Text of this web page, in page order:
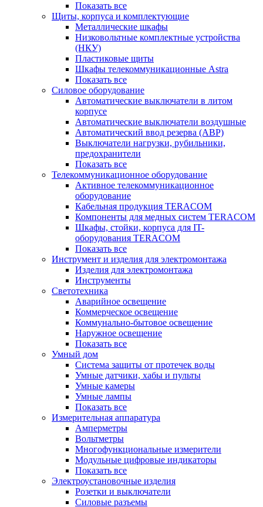
Показать все
Щиты, корпуса и комплектующие
Металлические шкафы
Низковольтные комплектные устройства
(НКУ)
Пластиковые щиты
Шкафы телекоммуникационные Astra
Показать все
Силовое оборудование
Автоматические выключатели в литом
корпусе
Автоматические выключатели воздушные
Автоматический ввод резерва (АВР)
Выключатели нагрузки, рубильники,
предохранители
Показать все
Телекоммуникационное оборудование
Активное телекоммуникационное
оборудование
Кабельная продукция TERACOM
Компоненты для медных систем TERACOM
Шкафы, стойки, корпуса для IT-
оборудования TERACOM
Показать все
Инструмент и изделия для электромонтажа
Изделия для электромонтажа
Инструменты
Светотехника
Аварийное освещение
Коммерческое освещение
Коммунально-бытовое освещение
Наружное освещение
Показать все
Умный дом
Система защиты от протечек воды
Умные датчики, хабы и пульты
Умные камеры
Умные лампы
Показать все
Измерительная аппаратура
Амперметры
Вольтметры
Многофункциональные измерители
Модульные цифровые индикаторы
Показать все
Электроустановочные изделия
Розетки и выключатели
Силовые разъемы